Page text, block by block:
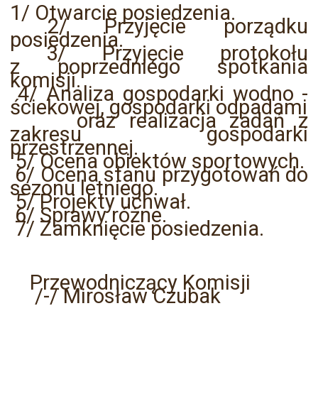
1/ Otwarcie posiedzenia.
2/ Przyjęcie porządku
posiedzenia.
3/ Przyjęcie protokołu
z poprzedniego spotkania
komisji.
4/ Analiza gospodarki wodno -
ściekowej, gospodarki odpadami
oraz realizacja zadań z
zakresu gospodarki
przestrzennej.
5/ Ocena obiektów sportowych.
6/ Ocena stanu przygotowań do
sezonu letniego.
5/ Projekty uchwał.
6/ Sprawy różne.
7/ Zamknięcie posiedzenia.
Przewodniczący Komisji
/-/Mirosław Czubak